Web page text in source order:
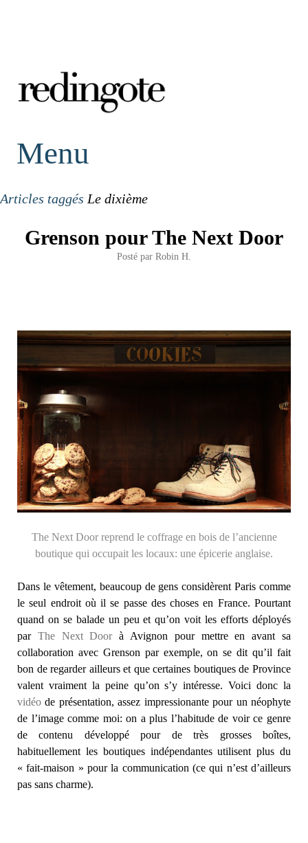
redingote.
Menu
Articles taggés Le dixième
Grenson pour The Next Door
Posté par Robin H.
The Next Door reprend le coffrage en bois de l’ancienne
boutique qui occupait les locaux: une épicerie anglaise.
Dans le vêtement, beaucoup de gens considèrent Paris comme
le seul endroit où il se passe des choses en France. Pourtant
quand on se balade un peu et qu’on voit les efforts déployés
par The Next Doorà Avignon pour mettre en avant sa
collaboration avec Grenson par exemple, on se dit qu’il fait
bon de regarder ailleurs et que certaines boutiques de Province
valent vraiment la peine qu’on s’y intéresse. Voici donc la
vidéo de présentation, assez impressionante pour un néophyte
de l’image comme moi: on a plus l’habitude de voir ce genre
de contenu développé pour de très grosses boîtes,
habituellement les boutiques indépendantes utilisent plus du
« fait-maison » pour la communication (ce qui n’est d’ailleurs
pas sans charme).